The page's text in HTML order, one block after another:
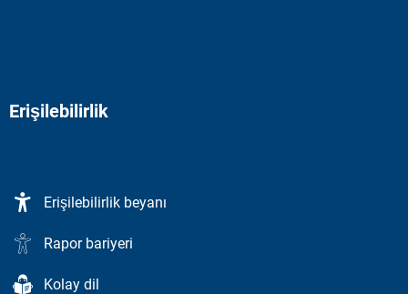
Erişilebilirlik
Erişilebilirlik beyanı
Rapor bariyeri
Kolay dil